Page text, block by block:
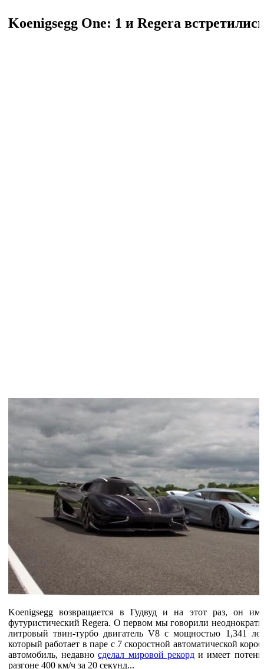
Koenigsegg One: 1 и Regera
Koenigsegg возвращается в Гудвуд и на этот раз, он
футуристический Regera. О первом мы говорили
литровый твин-турбо двигатель V8 с мощностью 1,341
который работает в паре с 7 скоростной автоматической
автомобиль, недавносделал мировой рекорди имеет
разгоне 400 км/ч за 20 секунд...